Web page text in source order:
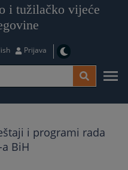
i tužilačko vijeće
Prijava
i programi rada
BiH